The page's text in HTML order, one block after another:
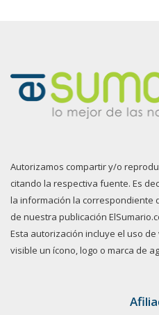
Autorizamos compartir y/o
citando la respectiva fuente. Es
la información la correspondiente
de nuestra publicación
Esta autorización incluye el uso
visible un ícono, logo o marca de